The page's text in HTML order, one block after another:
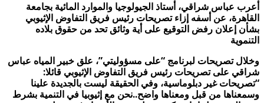
أعرب عباس شراقي، أستاذ الجيولوجيا والموارد المائية بجامعة
القاهرة، عن أسفه إزاء تصريحات رئيس فريق التفاوض الإثيوبي
بشأن إعلان رفض التوقيع على أية وثائق تحد من حقوق بلاده
التنموية
وخلال تصريحات لبرنامج “على مسؤوليتي”، علق خبير المياه عباس
شراقي على تصريحات رئيس فريق التفاوض الإثيوبي قائلا:
“تصريحات غير دبلوماسية، وفي الحقيقة ليست بالجديدة علينا
وسمعناها من قبل ومعناها واضح..نحن مع إثيوبيا في التنمية بشرط